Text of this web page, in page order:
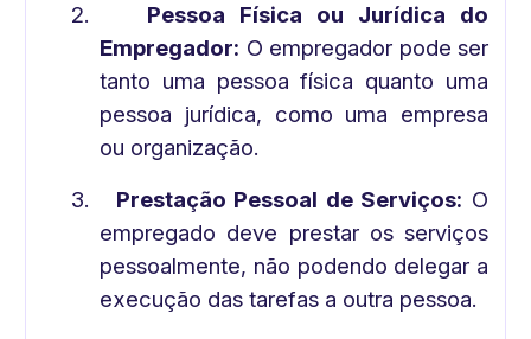
2.
Pessoa Física ou Jurídica do
Empregador: O empregador pode ser
tanto uma pessoa física quanto uma
pessoa jurídica, como uma empresa
ou organização.
3.
Prestação Pessoal de Serviços: O
empregado deve prestar os serviços
pessoalmente, não podendo delegar a
execução das tarefas a outra pessoa.